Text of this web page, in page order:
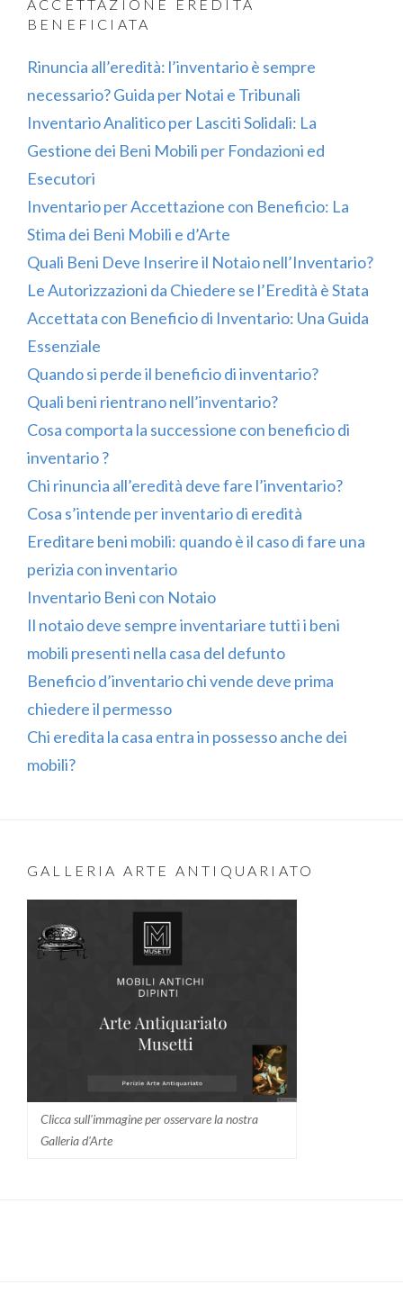
ACCETTAZIONE EREDITÀ
BENEFICIATA
Rinuncia all’eredità: l’inventario è sempre
necessario? Guida per Notai e Tribunali
Inventario Analitico per Lasciti Solidali: La
Gestione dei Beni Mobili per Fondazioni ed
Esecutori
Inventario per Accettazione con Beneficio: La
Stima dei Beni Mobili e d’Arte
Quali Beni Deve Inserire il Notaio nell’Inventario?
Le Autorizzazioni da Chiedere se l’Eredità è Stata
Accettata con Beneficio di Inventario: Una Guida
Essenziale
Quando si perde il beneficio di inventario?
Quali beni rientrano nell’inventario?
Cosa comporta la successione con beneficio di
inventario ?
Chi rinuncia all’eredità deve fare l’inventario?
Cosa s’intende per inventario di eredità
Ereditare beni mobili: quando è il caso di fare una
perizia con inventario
Inventario Beni con Notaio
Il notaio deve sempre inventariare tutti i beni
mobili presenti nella casa del defunto
Beneficio d’inventario chi vende deve prima
chiedere il permesso
Chi eredita la casa entra in possesso anche dei
mobili?
GALLERIA ARTE ANTIQUARIATO
Clicca sull'immagine per osservare la nostra
Galleria d'Arte